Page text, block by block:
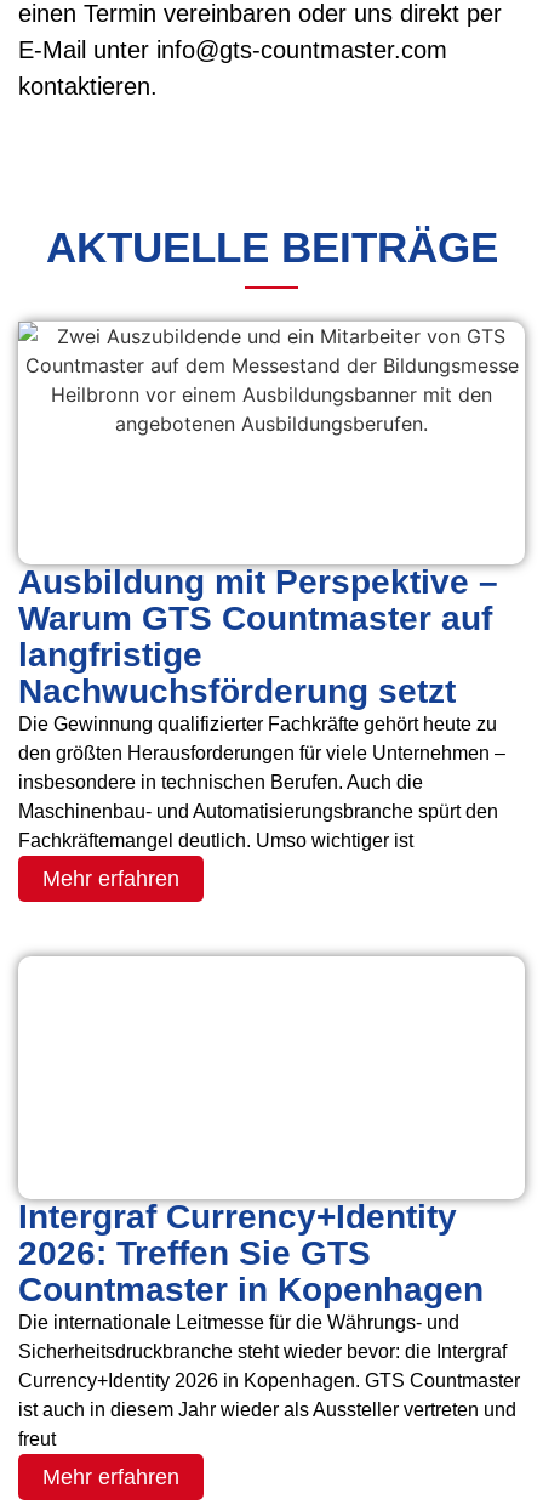
einen Termin vereinbaren oder uns direkt per
E-Mail unter info@gts-countmaster.com
kontaktieren.
AKTUELLE BEITRÄGE
Ausbildung mit Perspektive –
Warum GTS Countmaster auf
langfristige
Nachwuchsförderung setzt
Die Gewinnung qualifizierter Fachkräfte gehört heute zu
den größten Herausforderungen für viele Unternehmen –
insbesondere in technischen Berufen. Auch die
Maschinenbau- und Automatisierungsbranche spürt den
Fachkräftemangel deutlich. Umso wichtiger ist
Mehr erfahren
Intergraf Currency+Identity
2026: Treffen Sie GTS
Countmaster in Kopenhagen
Die internationale Leitmesse für die Währungs- und
Sicherheitsdruckbranche steht wieder bevor: die Intergraf
Currency+Identity 2026 in Kopenhagen. GTS Countmaster
ist auch in diesem Jahr wieder als Aussteller vertreten und
freut
Mehr erfahren